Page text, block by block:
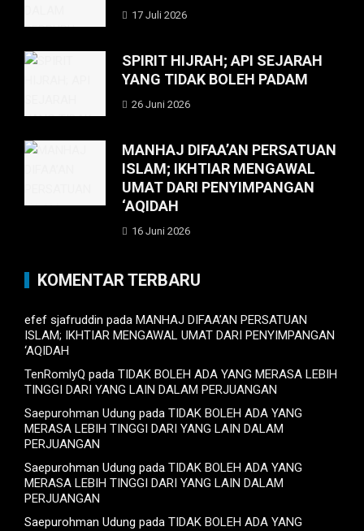
17 Juli 2026
SPIRIT HIJRAH; API SEJARAH
YANG TIDAK BOLEH PADAM
26 Juni 2026
MANHAJ DIFAA’AN PERSATUAN
ISLAM; IKHTIAR MENGAWAL
UMAT DARI PENYIMPANGAN
‘AQIDAH
16 Juni 2026
KOMENTAR TERBARU
efef sjafruddin pada MANHAJ DIFAA’AN PERSATUAN
ISLAM; IKHTIAR MENGAWAL UMAT DARI PENYIMPANGAN
‘AQIDAH
TenRomlyQ pada TIDAK BOLEH ADA YANG MERASA LEBIH
TINGGI DARI YANG LAIN DALAM PERJUANGAN
Saepurohman Udung pada TIDAK BOLEH ADA YANG
MERASA LEBIH TINGGI DARI YANG LAIN DALAM
PERJUANGAN
Saepurohman Udung pada TIDAK BOLEH ADA YANG
MERASA LEBIH TINGGI DARI YANG LAIN DALAM
PERJUANGAN
Saepurohman Udung pada TIDAK BOLEH ADA YANG